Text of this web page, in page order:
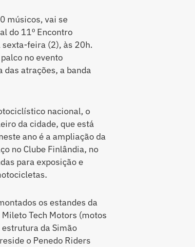
músicos, vai se
do 11º Encontro
feira (2), às 20h.
no evento
das atrações, a banda
nacional, o
da cidade, que está
ano é a ampliação da
no Clube Finlândia, no
para exposição e
os estandes da
Tech Motors (motos
da Simão
o Penedo Riders